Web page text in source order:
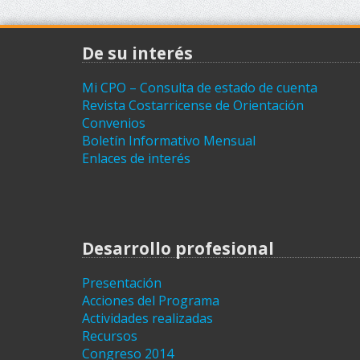
De su interés
Mi CPO – Consulta de estado de cuenta
Revista Costarricense de Orientación
Convenios
Boletín Informativo Mensual
Enlaces de interés
Desarrollo profesional
Presentación
Acciones del Programa
Actividades realizadas
Recursos
Congreso 2014